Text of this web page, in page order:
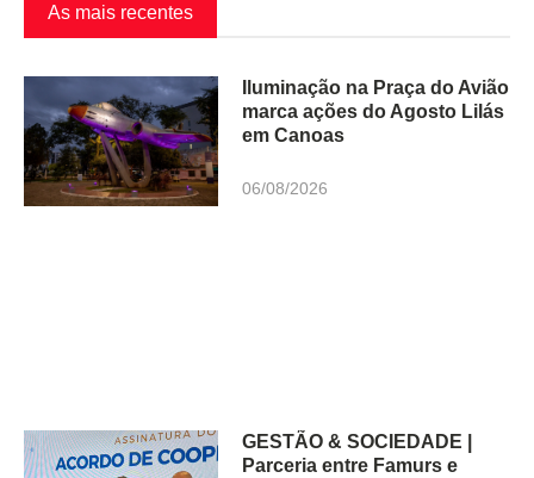
As mais recentes
Iluminação na Praça do Avião
marca ações do Agosto Lilás
em Canoas
06/08/2026
GESTÃO & SOCIEDADE |
Parceria entre Famurs e